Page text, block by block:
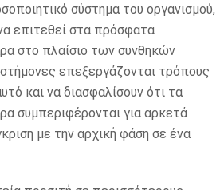
σύστημα του οργανισμού,
επιτεθεί στα πρόσφατα
στο πλαίσιο των συνθηκών
επεξεργάζονται τρόπους
και να διασφαλίσουν ότι τα
συμπεριφέρονται για αρκετά
με την αρχική φάση σε ένα